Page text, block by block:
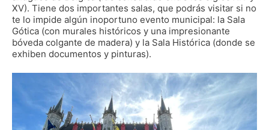
XV). Tiene dos importantes salas, que podrás visitar si no
te lo impide algún inoportuno evento municipal: la Sala
Gótica (con murales históricos y una impresionante
bóveda colgante de madera) y la Sala Histórica (donde se
exhiben documentos y pinturas).